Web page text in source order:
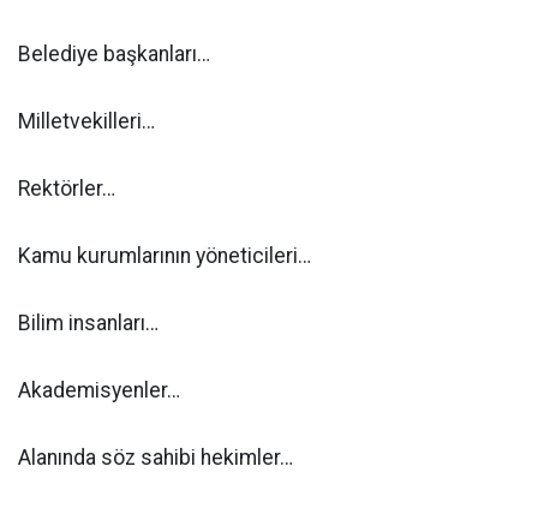
Belediye başkanları…
Milletvekilleri…
Rektörler…
Kamu kurumlarının yöneticileri…
Bilim insanları…
Akademisyenler…
Alanında söz sahibi hekimler…